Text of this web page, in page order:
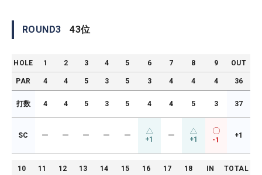
ROUND3 43位
HOLE 1 2 3 4 5 6 7 8 9 OUT
PAR 4 4 5 3 5 3 4 4 4 36
打数 4 4 5 3 5 4 4 5 3 37
SC ー ー ー ー ー +1 ー +1 -1
+1
10 11 12 13 14 15 16 17 18 IN TOTAL